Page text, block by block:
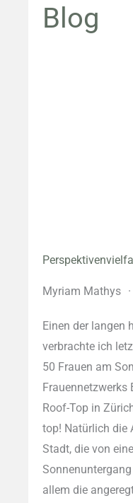
Blog
Myriam Mathys ·
Einen der langen
verbrachte ich
50 Frauen am
Frauennetzwerks
Roof-Top in
top! Natürlich die
Stadt, die von
allem die